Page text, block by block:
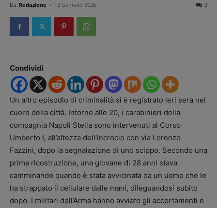
Da Redazione - 13 Gennaio 2026 0
Condividi
Un altro episodio di criminalità si è registrato ieri sera nel
cuore della città. Intorno alle 20, i carabinieri della
compagnia Napoli Stella sono intervenuti al Corso
Umberto I, all’altezza dell’incrocio con via Lorenzo
Fazzini, dopo la segnalazione di uno scippo. Secondo una
prima ricostruzione, una giovane di 28 anni stava
camminando quando è stata avvicinata da un uomo che le
ha strappato il cellulare dalle mani, dileguandosi subito
dopo. I militari dell’Arma hanno avviato gli accertamenti e